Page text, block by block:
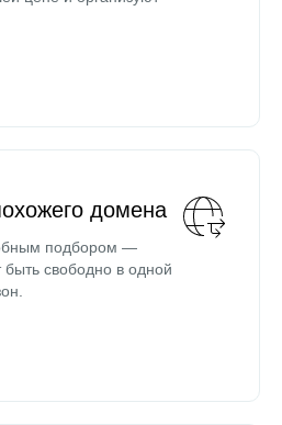
домена
подбором —
свободно в одной